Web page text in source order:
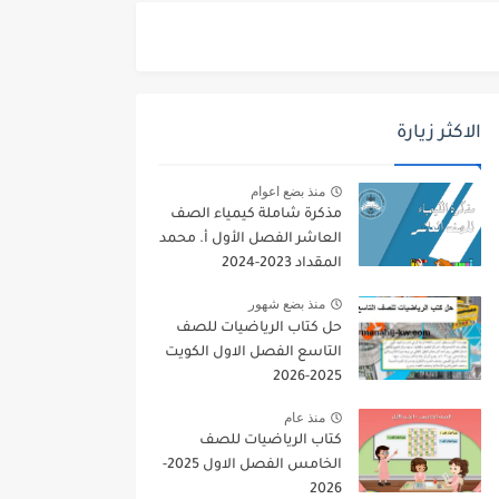
الاكثر زيارة
منذ بضع اعوام
مذكرة شاملة كيمياء الصف
العاشر الفصل الأول أ. محمد
المقداد 2023-2024
منذ بضع شهور
حل كتاب الرياضيات للصف
التاسع الفصل الاول الكويت
2025-2026
منذ عام
كتاب الرياضيات للصف
الخامس الفصل الاول 2025-
2026